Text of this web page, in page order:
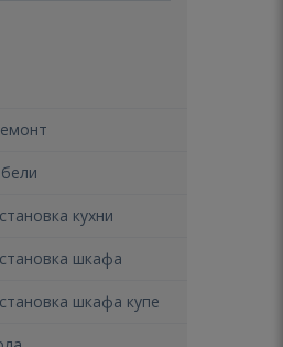
кухни
шкафа
шкафа купе